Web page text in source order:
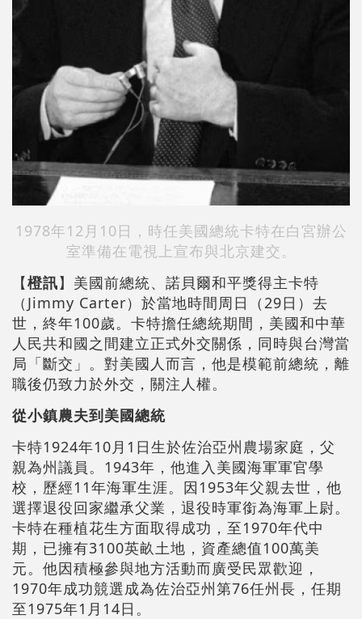
1978年12月10日，時任美國總統卡特在白宮辦公
室準備在電視上宣布與北京建交。
【橙訊】美國前總統、諾貝爾和平獎得主卡特
（Jimmy Carter）於當地時間周日（29日）去
世，終年100歲。卡特擔任總統期間，美國和中華
人民共和國之間建立正式外交關係，同時與台灣當
局「斷交」。對美國人而言，他是模範前總統，離
職後仍致力於外交，關注人權。
從小鎮農夫到美國總統
卡特1924年10月1日生於佐治亞州農場家庭，父
親為州議員。1943年，他進入美國海軍軍官學
校，歷經11年海軍生涯。因1953年父親去世，他
選擇退役回家繼承父業，退役時軍銜為海軍上尉。
卡特在種植花生方面取得成功，至1970年代中
期，已擁有3100英畝土地，資產總值100萬美
元。他因積極參與地方活動而廣受民眾歡迎，
1970年成功競選成為佐治亞州第76任州長，任期
至1975年1月14日。